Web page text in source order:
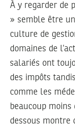
À y regarder de
» semble être
culture de
domaines de
salariés ont
des impôts
comme les
beaucoup
dessous montre